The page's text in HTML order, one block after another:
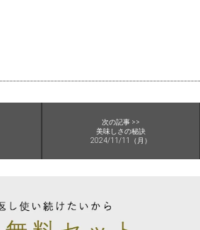
次の記事 >>
美味しさの秘訣
2024/11/11（月）